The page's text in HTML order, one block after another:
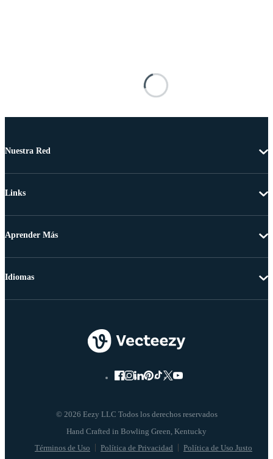
Nuestra Red
Links
Aprender Más
© 2026 Eezy LLC Todos los derechos reservados
Términos de Uso Política de Privacidad Política de Uso Justo
Idiomas